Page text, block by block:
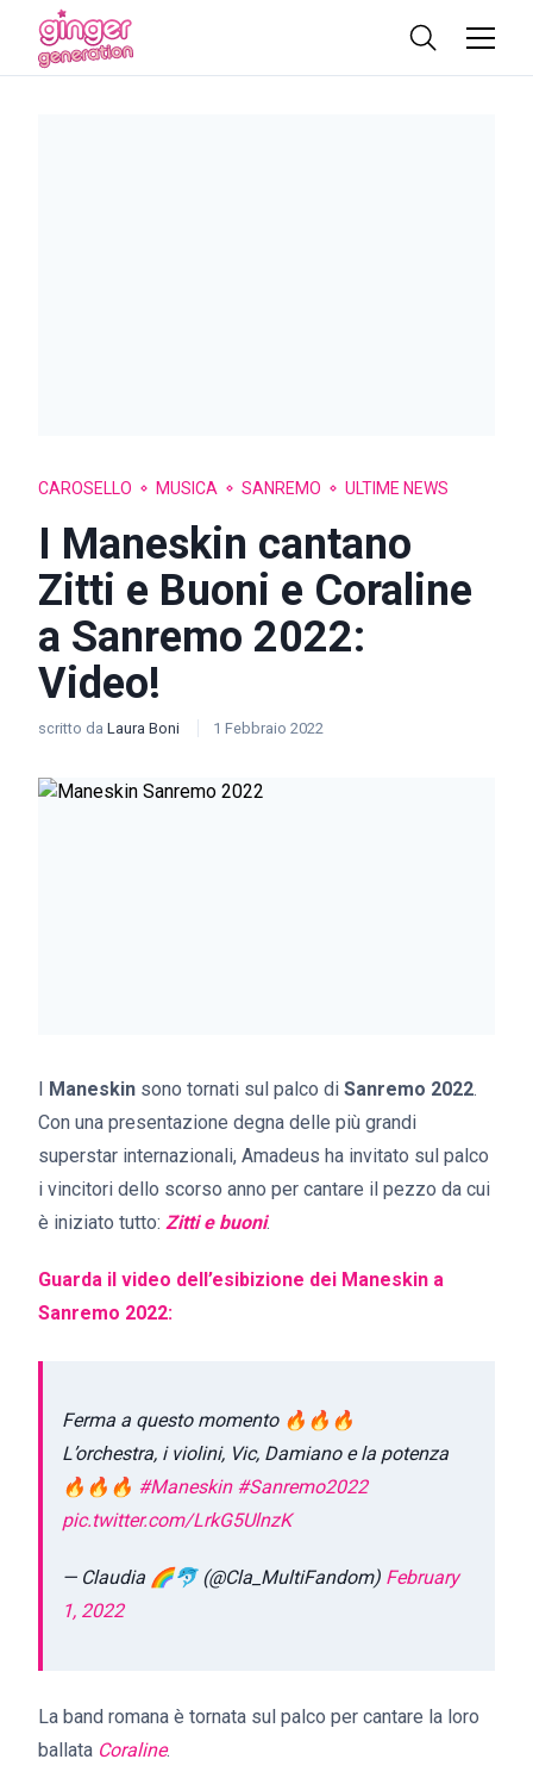
CAROSELLO MUSICA SANREMO ULTIME NEWS
I Maneskin cantano
Zitti e Buoni e Coraline
a Sanremo 2022:
Video!
scritto da Laura Boni 1 Febbraio 2022
I Maneskin sono tornati sul palco di Sanremo 2022.
Con una presentazione degna delle più grandi
superstar internazionali, Amadeus ha invitato sul palco
i vincitori dello scorso anno per cantare il pezzo da cui
è iniziato tutto: Zitti e buoni.
Guarda il video dell’esibizione dei Maneskin a
Sanremo 2022:
Ferma a questo momento 🔥🔥🔥
L’orchestra, i violini, Vic, Damiano e la potenza
🔥🔥🔥 #Maneskin #Sanremo2022
pic.twitter.com/LrkG5UlnzK
— Claudia 🌈🐬 (@Cla_MultiFandom) February
1, 2022
La band romana è tornata sul palco per cantare la loro
ballata Coraline.